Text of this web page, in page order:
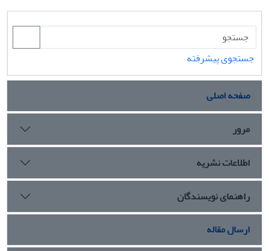
جستجوی پیشرفته
صفحه اصلی
مرور
اطلاعات نشریه
راهنمای نویسندگان
ارسال مقاله